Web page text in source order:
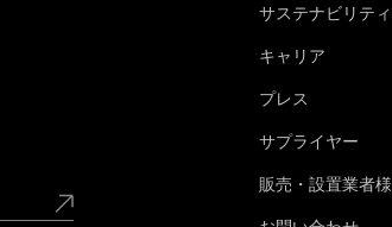
サステナビリティ
キャリア
プレス
サプライヤー
販売・設置業者様